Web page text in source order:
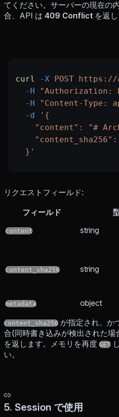
てください。サーバーの現在の
合、API は 409 Conflict を返
curl -X POST https://
  -H
"Authorization:
  -H
"Content-Type:
  -d
'{
"content": "#
  }'
リクエストフィールド:
フィールド
content string
content_sha256 string
metadata object
content_sha256 が指定され、か
合(同時書き込みが検出された場
を返します。メモリを再度 GET
い。
5. Session で使用